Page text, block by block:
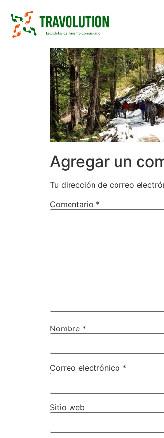
Agregar un
Tu dirección de correo
Comentario *
Nombre *
Correo electrónico *
Sitio web